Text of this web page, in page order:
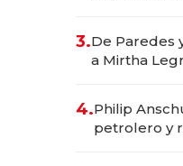
las marcas
3.De Paredes
a Mirtha
4.Philip
petrolero y